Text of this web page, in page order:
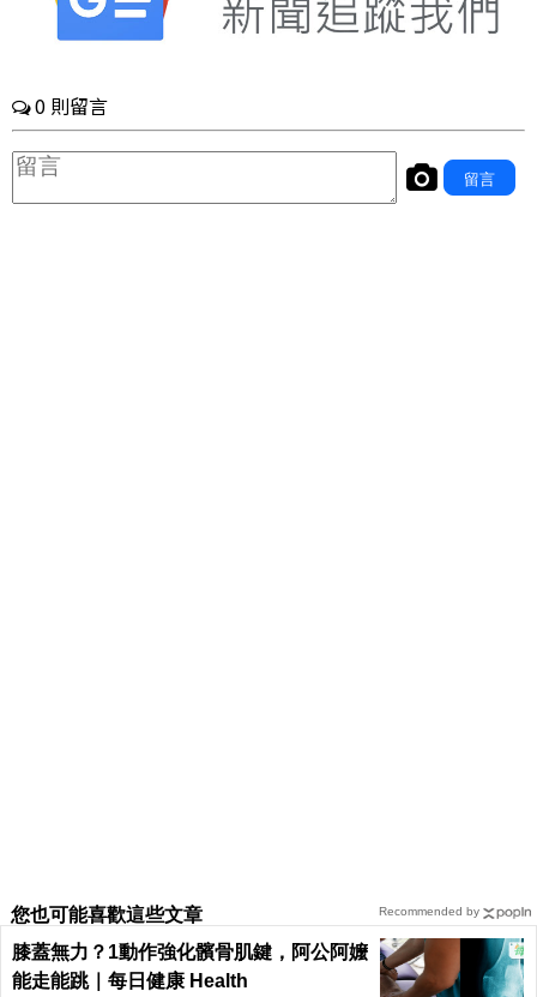
您也可能喜歡這些文章
膝蓋無力？1動作強化髕骨肌鍵，阿公阿嬤
能走能跳｜每日健康 Health
Recommended by